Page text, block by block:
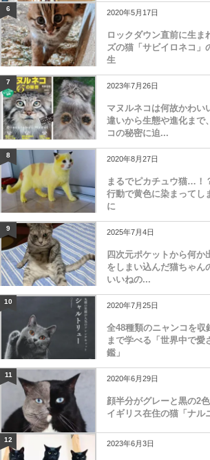
6 2020年5月17日
ロックダウン直前に生ま
ズの猫「サビイロネコ」
生
7 2023年7月26日
マヌルネコは何故かわい
違いから生態や進化まで
コの秘密に迫...
8 2020年8月27日
まるでピカチュウ猫…！
行動で黄色に染まってし
に
9 2025年7月4日
四次元ポケットから何か
をしまい込んだ猫ちゃん
いいねの...
10 2020年7月25日
全48種類のニャンコを収
まで学べる「世界中で愛
鑑」
11 2020年6月29日
顔半分がグレーと黒の2
イギリス在住の猫「ナル
12 2023年6月3日